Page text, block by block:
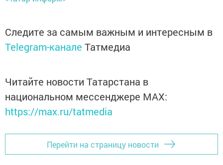
Следите за самым важным и интересным в
Telegram-канале Татмедиа
Читайте новости Татарстана в
национальном мессенджере MАХ:
https://max.ru/tatmedia
Перейти на страницу новости